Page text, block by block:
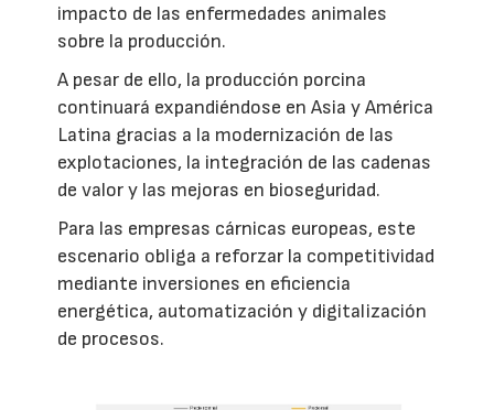
impacto de las enfermedades animales
sobre la producción.
A pesar de ello, la producción porcina
continuará expandiéndose en Asia y América
Latina gracias a la modernización de las
explotaciones, la integración de las cadenas
de valor y las mejoras en bioseguridad.
Para las empresas cárnicas europeas, este
escenario obliga a reforzar la competitividad
mediante inversiones en eficiencia
energética, automatización y digitalización
de procesos.